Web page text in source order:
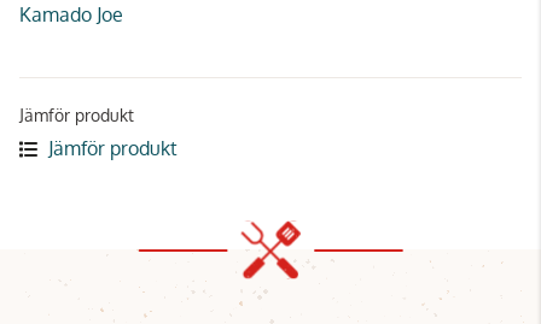
Kamado Joe
Jämför produkt
Jämför produkt